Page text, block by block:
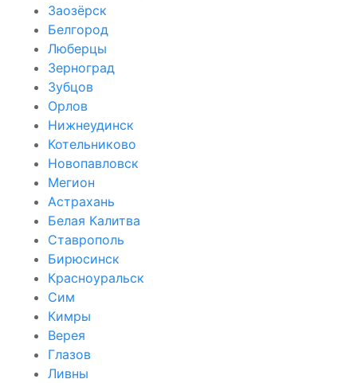
Заозёрск
Белгород
Люберцы
Зерноград
Зубцов
Орлов
Нижнеудинск
Котельниково
Новопавловск
Мегион
Астрахань
Белая Калитва
Ставрополь
Бирюсинск
Красноуральск
Сим
Кимры
Верея
Глазов
Ливны